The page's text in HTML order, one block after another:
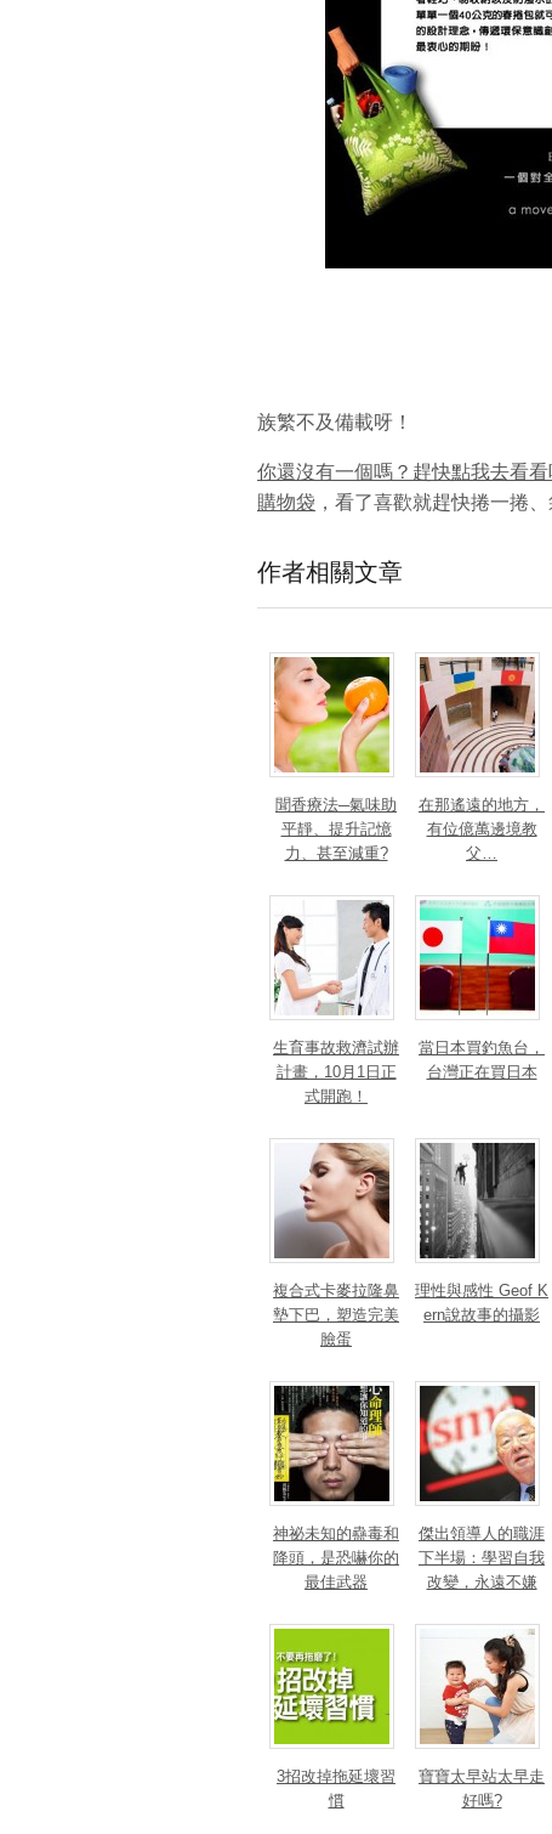
族繁不及備載呀！
你還沒有一個嗎？趕快點我去看
購物袋 ，看了喜歡就趕快捲一捲、
作者相關文章
聞香療法─氣味助
平靜、提升記憶
力、甚至減重?
在那遙遠的地方，
有位億萬邊境教
父…
生育事故救濟試辦
計畫，10月1日正
式開跑！
當日本買釣魚台，
台灣正在買日本
複合式卡麥拉隆鼻
墊下巴，塑造完美
臉蛋
理性與感性 Geof K
ern說故事的攝影
神祕未知的蠱毒和
降頭，是恐嚇你的
最佳武器
傑出領導人的職涯
下半場：學習自我
改變，永遠不嫌
3招改掉拖延壞習
慣
寶寶太早站太早走
好嗎?